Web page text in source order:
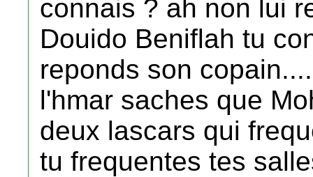
connais ? ah non lui
Douido Beniflah tu
reponds son
l'hmar saches que
deux lascars qui
tu frequentes tes